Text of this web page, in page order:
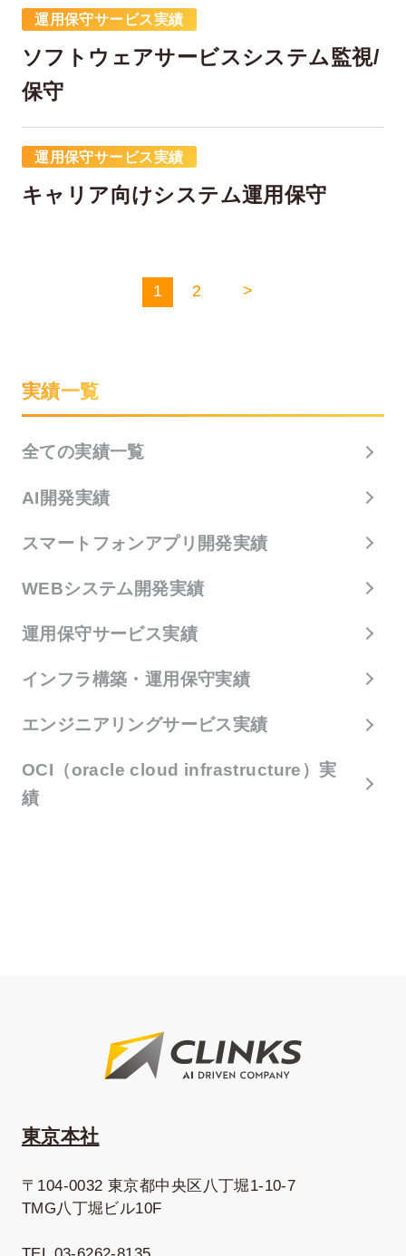
運用保守サービス実績
ソフトウェアサービスシステム監視/
保守
運用保守サービス実績
キャリア向けシステム運用保守
1 2 >
実績一覧
全ての実績一覧
AI開発実績
スマートフォンアプリ開発実績
WEBシステム開発実績
運用保守サービス実績
インフラ構築・運用保守実績
エンジニアリングサービス実績
OCI（oracle cloud infrastructure）実
績
東京本社
〒104-0032 東京都中央区八丁堀1-10-7
TMG八丁堀ビル10F